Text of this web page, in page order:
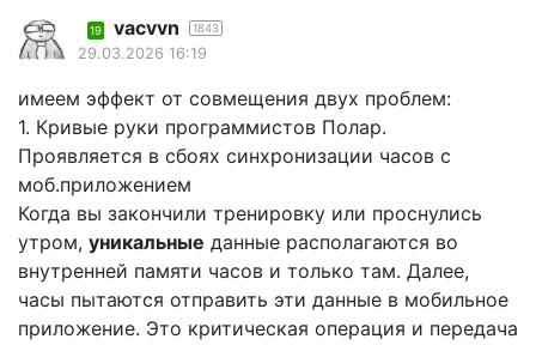
19 vacvvn 1843
29.03.2026 16:19
имеем эффект от совмещения двух проблем:
1. Кривые руки программистов Полар.
Проявляется в сбоях синхронизации часов с
моб.приложением
Когда вы закончили тренировку или проснулись
утром, уникальные данные располагаются во
внутренней памяти часов и только там. Далее,
часы пытаются отправить эти данные в мобильное
приложение. Это критическая операция и передача